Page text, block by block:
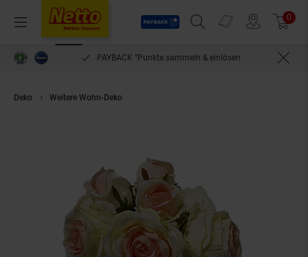
Menü
Payback
Suchfeld einblenden
Prospekte 0
PAYBACK °Punkte sammeln & einlösen
Deko Weitere Wohn-Deko